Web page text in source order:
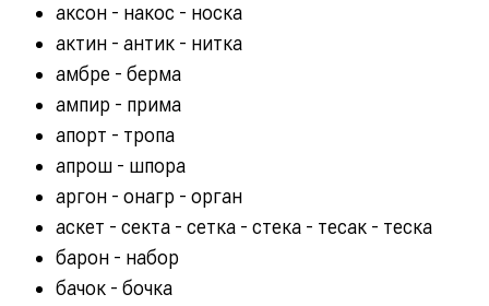
аксон - накос - носка
актин - антик - нитка
амбре - берма
ампир - прима
апорт - тропа
апрош - шпора
аргон - онагр - орган
аскет - секта - сетка - стека - тесак - теска
барон - набор
бачок - бочка